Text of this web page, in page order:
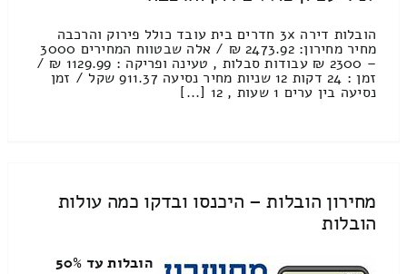
הובלות דירה 3x חדרים בית עובד כולל פירוק והרכבה
מחיר מחירון: 2473.92 ₪ / אלה שבטווח המחירים 3000
– 2300 ₪ עבודות סבלות , טעינה ופריקה : 1129.99 ₪ /
זמן : 24 דקות 12 שניות מחיר נסיעה 911.37 שקל / זמן
נסיעה בין ערים 1 שעות , 12 [...]
מחירון הובלות – היכנסו ובדקו כמה עולות
הובלות
הובלות עד 50%